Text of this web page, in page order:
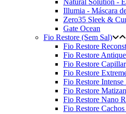
Natural Solution -
Illumia - Máscara
Zero35 Sleek &
Gate Ocean
Fio Restore (Sem Sal)
Fio Restore
Fio Restore
Fio Restore
Fio Restore
Fio Restore Intense
Fio Restore
Fio Restore Nano
Fio Restore